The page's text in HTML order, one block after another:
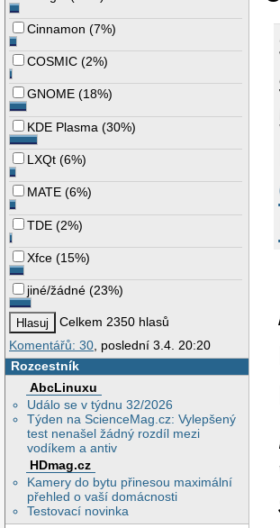
Cinnamon (7%)
COSMIC (2%)
GNOME (18%)
KDE Plasma (30%)
LXQt (6%)
MATE (6%)
TDE (2%)
Xfce (15%)
jiné/žádné (23%)
Celkem 2350 hlasů
Komentářů: 30 , poslední 3.4. 20:20
Rozcestník
AbcLinuxu
Událo se v týdnu 32/2026
Týden na ScienceMag.cz: Vylepšený
test nenašel žádný rozdíl mezi
vodíkem a antiv
HDmag.cz
Kamery do bytu přinesou maximální
přehled o vaší domácnosti
Testovací novinka